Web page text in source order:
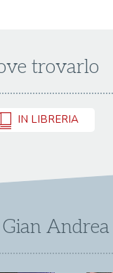
trovarlo
IN LIBRERIA
Andrea